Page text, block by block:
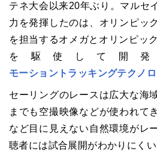
テネ大会以来20年ぶり。マルセ
力を発揮したのは、オリンピッ
を担当するオメガとオリンピッ
を駆使して開
モーショントラッキングテクノ
セーリングのレースは広大な海
までも空撮映像などが使われて
など目に見えない自然環境がレ
聴者には試合展開がわかりにくい